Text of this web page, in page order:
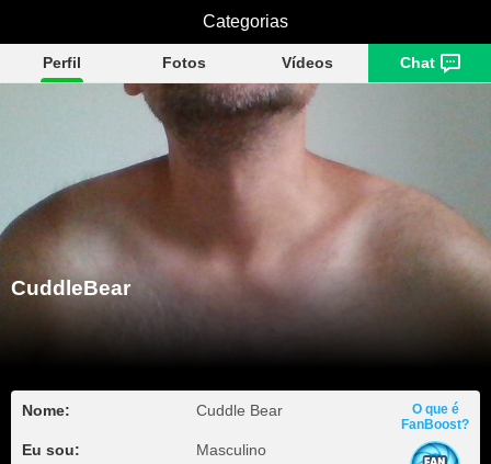
CuddleBear
Perfil Fotos Vídeos Chat
CuddleBear
Nome: Cuddle Bear
Eu sou: Masculino
O que é
FanBoost?
Categorias